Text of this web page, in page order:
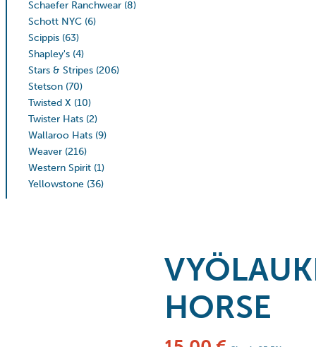
Schaefer Ranchwear (8)
Schott NYC (6)
Scippis (63)
Shapley's (4)
Stars & Stripes (206)
Stetson (70)
Twisted X (10)
Twister Hats (2)
Wallaroo Hats (9)
Weaver (216)
Western Spirit (1)
Yellowstone (36)
HORSE